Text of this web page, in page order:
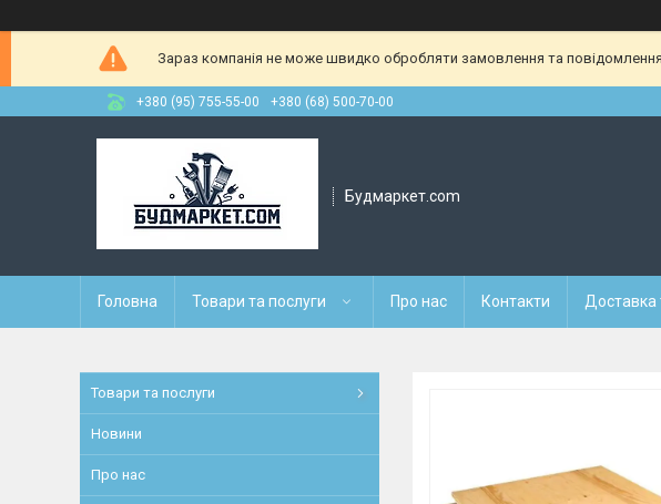
Зараз компанія не може швидко обробляти замовлення та
+380 (95) 755-55-00 +380 (68) 500-70-00
Будмаркет.com
Головна Товари та послуги Про нас Контакти Доставка
Товари та послуги
Новини
Про нас